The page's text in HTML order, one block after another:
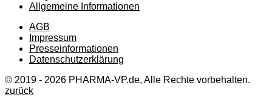
Allgemeine Informationen
AGB
Impressum
Presseinformationen
Datenschutzerklärung
© 2019 - 2026 PHARMA-VP.de, Alle Rechte vorbehalten.
zurück